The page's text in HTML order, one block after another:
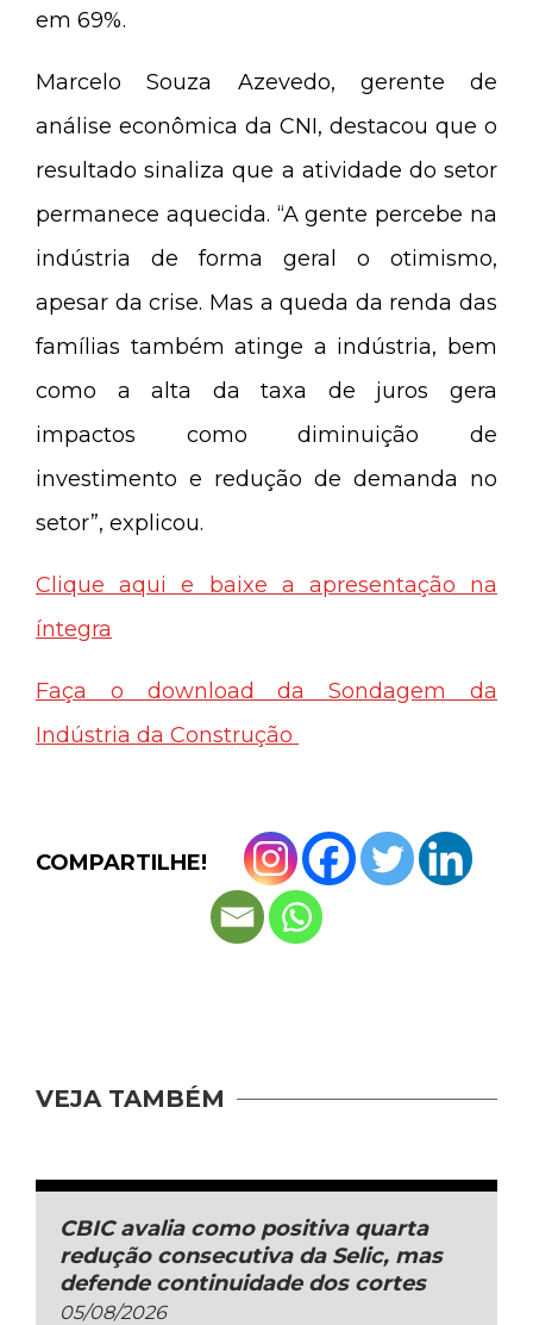
em 69%.
Marcelo Souza Azevedo, gerente de
análise econômica da CNI, destacou que o
resultado sinaliza que a atividade do setor
permanece aquecida. “A gente percebe na
indústria de forma geral o otimismo,
apesar da crise. Mas a queda da renda das
famílias também atinge a indústria, bem
como a alta da taxa de juros gera
impactos como diminuição de
investimento e redução de demanda no
setor”, explicou.
Clique aqui e baixe a apresentação na
íntegra
Faça o download da Sondagem da
Indústria da Construção
COMPARTILHE!
VEJA TAMBÉM
CBIC avalia como positiva quarta
redução consecutiva da Selic, mas
defende continuidade dos cortes
05/08/2026